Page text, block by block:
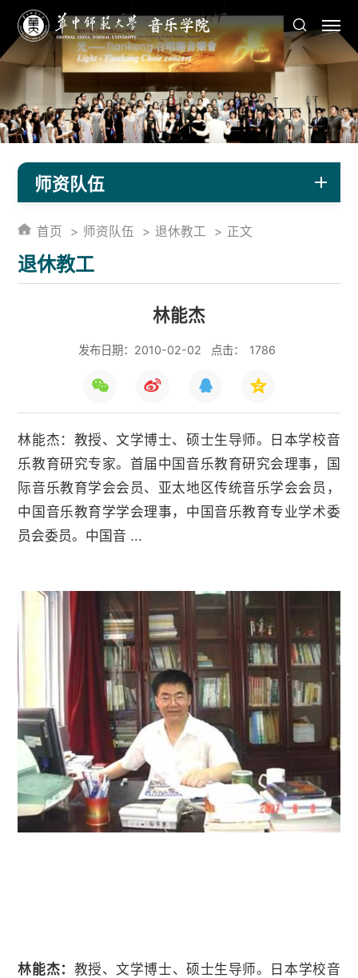
师资队伍
退休教工
首页 师资队伍 退休教工 正文
林能杰
发布日期：2010-02-02 点击： 1786
林能杰：教授、文学博士、硕士生导师。日本学校音
乐教育研究专家。首届中国音乐教育研究会理事，国
际音乐教育学会会员、亚太地区传统音乐学会会员，
中国音乐教育学学会理事，中国音乐教育专业学术委
员会委员。中国音 ...
林能杰： 教授、文学博士、硕士生导师。日本学校音